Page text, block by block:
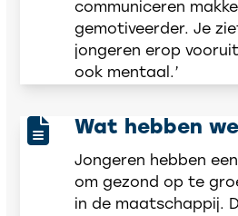
communiceren
gemotiveerder. Je
jongeren erop
ook mentaal.’
Wat hebben
Jongeren hebben
om gezond op te
in de maatschappij.